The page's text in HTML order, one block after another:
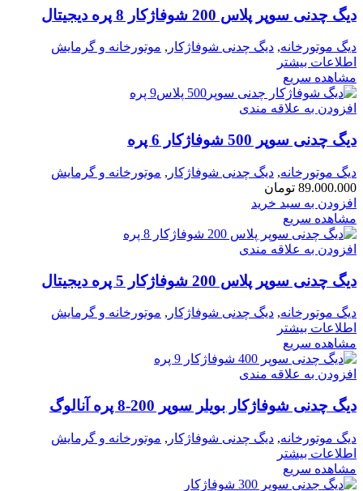
دیگ چدنی سوپر پلاس 200 شوفاژکار 8 پره دیجیتال
دیگ موتورخانه, دیگ چدنی شوفاژکار , موتورخانه و گرمایش
اطلاعات بیشتر
مشاهده سریع
افزودن به علاقه مندی
دیگ چدنی سوپر 500 شوفاژکار 6 پره
دیگ موتورخانه, دیگ چدنی شوفاژکار , موتورخانه و گرمایش
89.000.000 تومان
افزودن به سبد خرید
مشاهده سریع
افزودن به علاقه مندی
دیگ چدنی سوپر پلاس 200 شوفاژکار 5 پره دیجیتال
دیگ موتورخانه, دیگ چدنی شوفاژکار , موتورخانه و گرمایش
اطلاعات بیشتر
مشاهده سریع
افزودن به علاقه مندی
دیگ چدنی شوفاژکار بویلر سوپر 200-8 پره آنالوگ
دیگ موتورخانه, دیگ چدنی شوفاژکار , موتورخانه و گرمایش
اطلاعات بیشتر
مشاهده سریع